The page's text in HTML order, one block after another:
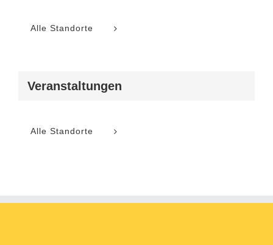
Alle Standorte
Veranstaltungen
Alle Standorte